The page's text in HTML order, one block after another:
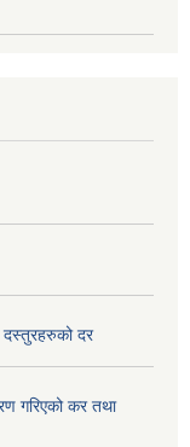
दर
गरिएको कर तथा